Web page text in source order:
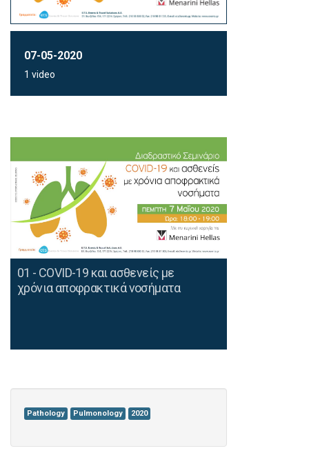
07-05-2020
1 video
01 - COVID-19 και ασθενείς με
χρόνια αποφρακτικά νοσήματα
Pathology Pulmonology 2020